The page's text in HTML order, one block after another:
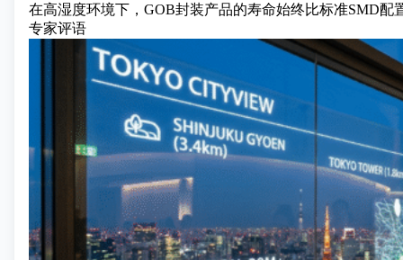
在高湿度环境下，GOB封装产品的寿命始终比标准SMD配
专家评语